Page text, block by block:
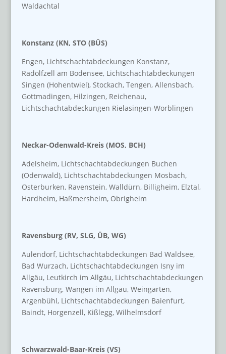
Waldachtal
Konstanz (KN, STO (BÜS)
Engen, Lichtschachtabdeckungen Konstanz,
Radolfzell am Bodensee, Lichtschachtabdeckungen
Singen (Hohentwiel), Stockach, Tengen, Allensbach,
Gottmadingen, Hilzingen, Reichenau,
Lichtschachtabdeckungen Rielasingen-Worblingen
Neckar-Odenwald-Kreis (MOS, BCH)
Adelsheim, Lichtschachtabdeckungen Buchen
(Odenwald), Lichtschachtabdeckungen Mosbach,
Osterburken, Ravenstein, Walldürn, Billigheim, Elztal,
Hardheim, Haßmersheim, Obrigheim
Ravensburg (RV, SLG, ÜB, WG)
Aulendorf, Lichtschachtabdeckungen Bad Waldsee,
Bad Wurzach, Lichtschachtabdeckungen Isny im
Allgäu, Leutkirch im Allgäu, Lichtschachtabdeckungen
Ravensburg, Wangen im Allgäu, Weingarten,
Argenbühl, Lichtschachtabdeckungen Baienfurt,
Baindt, Horgenzell, Kißlegg, Wilhelmsdorf
Schwarzwald-Baar-Kreis (VS)